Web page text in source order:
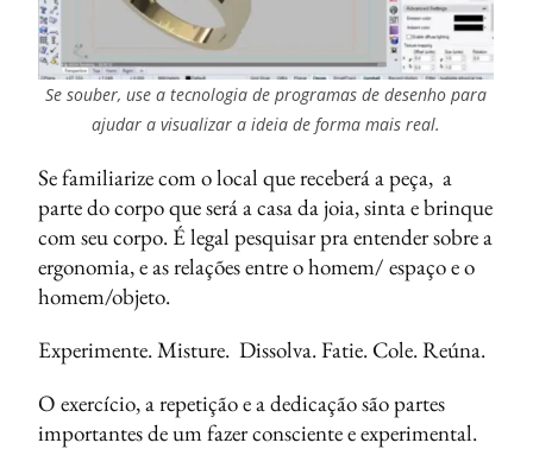
Se souber, use a tecnologia de programas de desenho para
ajudar a visualizar a ideia de forma mais real.
Se familiarize com o local que receberá a peça, a
parte do corpo que será a casa da joia, sinta e brinque
com seu corpo. É legal pesquisar pra entender sobre a
ergonomia, e as relações entre o homem/ espaço e o
homem/objeto.
Experimente. Misture. Dissolva. Fatie. Cole. Reúna.
O exercício, a repetição e a dedicação são partes
importantes de um fazer consciente e experimental.